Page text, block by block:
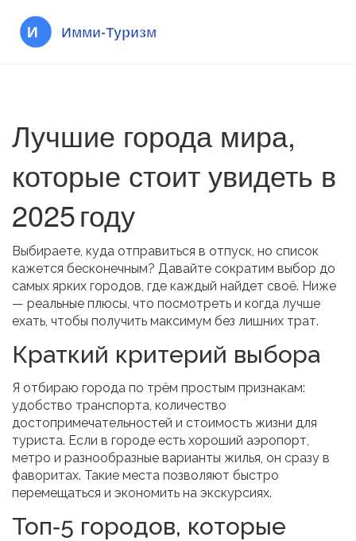
Лучшие города мира,
которые стоит увидеть в
2025 году
Выбираете, куда отправиться в отпуск, но список
кажется бесконечным? Давайте сократим выбор до
самых ярких городов, где каждый найдет своё. Ниже
— реальные плюсы, что посмотреть и когда лучше
ехать, чтобы получить максимум без лишних трат.
Краткий критерий выбора
Я отбираю города по трём простым признакам:
удобство транспорта, количество
достопримечательностей и стоимость жизни для
туриста. Если в городе есть хороший аэропорт,
метро и разнообразные варианты жилья, он сразу в
фаворитах. Такие места позволяют быстро
перемещаться и экономить на экскурсиях.
Топ‑5 городов, которые